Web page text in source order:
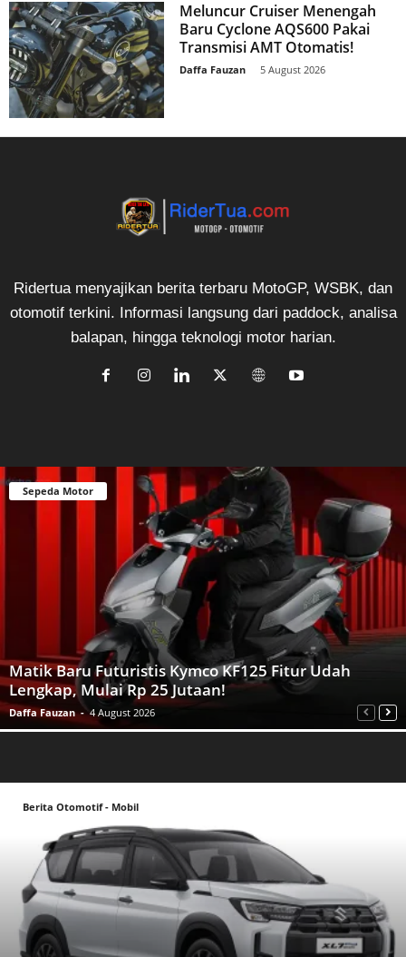
Meluncur Cruiser Menengah
Baru Cyclone AQS600 Pakai
Transmisi AMT Otomatis!
Daffa Fauzan 5 August 2026
Ridertua menyajikan berita terbaru MotoGP, WSBK, dan
otomotif terkini. Informasi langsung dari paddock, analisa
balapan, hingga teknologi motor harian.
Sepeda Motor
Matik Baru Futuristis Kymco KF125 Fitur Udah
Lengkap, Mulai Rp 25 Jutaan!
Daffa Fauzan - 4 August 2026
Berita Otomotif - Mobil